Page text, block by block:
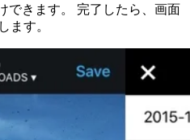
できます。 完了したら、画面
ます。